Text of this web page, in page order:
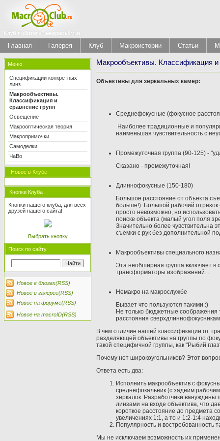
Главная Галерея Клуб Макроистории Статьи
Меню
Спецификации конкретных
линз
Макрообъективы.
Классификация и
сравнение групп
Освещение
Макрооптическая теория
Макропримочки
Самоделки
ЧаВо
Новое в Клубе
Кнопки Клуба
Кнопки нашего клуба, для всех
друзей нашего сайта!
Выбрать кнопку
Поиск по сайту
Новое в блогах(RSS)
Новое в галерее(RSS)
Новое на форуме(RSS)
Новое на macroID(RSS)
Макрообъективы. Классификация и
Объективы для зеркальных камер:
Среднефокусные (фокусное
Наиболее традиционные и
наименьшая чувствительность с
Промежуточная группа (90-125) -
Сказано - промежуточная!
Длиннофокусные (150-180)
Большое расстояние от объекта
больше!). Большой рабочий отрезок
просто невозможно, но
поиске объекта (малый угол поля
Значительно более чувствительна
съемки с рук без дополнительной
Макрообъективы специального
Эта необширная группа включает
трансформаторы изображений...
Немакро на макрослужбе
Бывает что пользуются такими :)
Не только бюджетные соображения
расстояния
В чем отличие нашей классификации от
разделяющей объективы на группы по
такой специфичной группы, как "Рыбий
Почему нет широкоугольников? Этот
Ответа есть два:
Исполнить макрообъектив с
среднефокальник (с задним
зеркалок. Разработчики
линзами на входе объектива, что
короткое расстояние до предмета
увеличениях 1:1, а то и 1:2-1:4
Популярность и востребованность
Мы не исключаем возможность их